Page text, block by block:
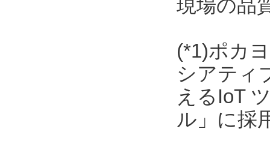
現場の品
(*1)ポカ
シアティ
えるIoT
ル」に採